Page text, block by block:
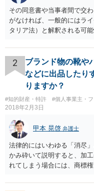
その同意書や当事者間で交
がなければ、一般的にはラ
タリア法）と解釈される可
あります。 なお、仮に日本
約が有効かどうかは、ライ
権、特許権など）や契約の
いずれにせよ具体的事情が
れますので、弁護士に直接
2
ブランド物の靴や
などに出品したり
りますか？
#知的財産・特許 #個人事業主・
2018年2月3日
甲本 晃啓 弁護士
法律的にはいわゆる「消尽
かみ砕いて説明すると、加
れてしまう場合には、商標
ための加工（一般にいう修